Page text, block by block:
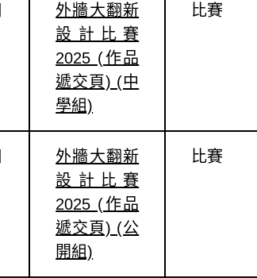
外牆大翻新
設計比賽
2025 (作品
遞交頁) (中
學組)
比賽
外牆大翻新
設計比賽
2025 (作品
遞交頁) (公
開組)
比賽